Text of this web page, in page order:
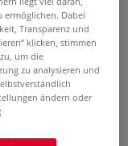
ermöglichen. Dabei
Transparenz und
klicken, stimmen
um die
zu analysieren und
ändern oder